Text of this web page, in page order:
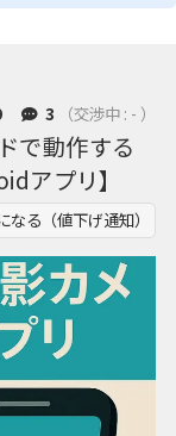
3 （交渉中 : - ）
で動作する
アプリ】
なる（値下げ通知）